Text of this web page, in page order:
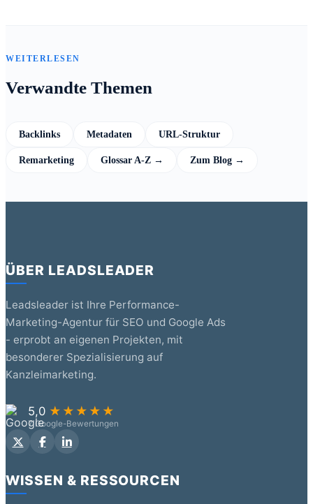
WEITERLESEN
Verwandte Themen
Backlinks Metadaten URL-Struktur
Remarketing Glossar A-Z → Zum Blog →
ÜBER LEADSLEADER
Leadsleader ist Ihre Performance-
Marketing-Agentur für SEO und Google Ads
- erprobt an eigenen Projekten, mit
besonderer Spezialisierung auf
Kanzleimarketing.
5,0 ★★★★★
7 Google-Bewertungen
WISSEN & RESSOURCEN